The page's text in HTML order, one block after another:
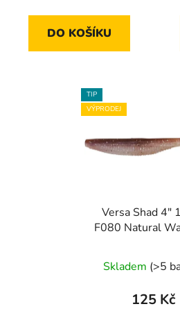
DO KOŠÍKU
TIP
VÝPRODEJ
Versa Shad 4"
F080 Natural
Skladem (>5
125 Kč